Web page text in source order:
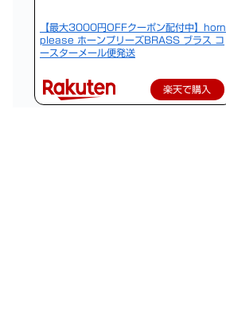
【最大3000円OFFクーポン配付中】horn
please ホーンプリーズBRASS ブラス コ
ースターメール便発送
楽天で購入